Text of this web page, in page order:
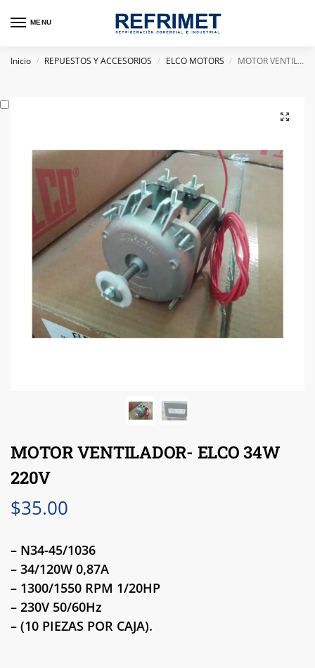
MENU
Inicio / REPUESTOS Y ACCESORIOS / ELCO MOTORS / MOTOR VENTILADOR- ELCO 34W 220V
MOTOR VENTILADOR- ELCO 34W
220V
$35.00
– N34-45/1036
– 34/120W 0,87A
– 1300/1550 RPM 1/20HP
– 230V 50/60Hz
– (10 PIEZAS POR CAJA).